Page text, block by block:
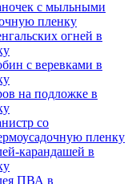
с мыльными
пленку
огней в
с веревками в
на подложке в
со
пленку
карандашей в
ПВА в